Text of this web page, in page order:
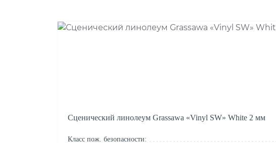
Сценический линолеум Grassawa «Vinyl SW» White 2 мм
Класс пож. безопасности: